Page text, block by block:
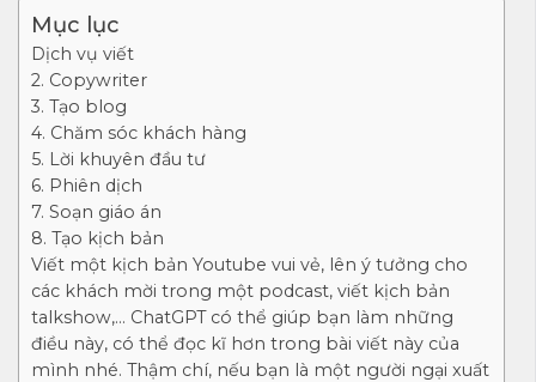
Mục lục
Dịch vụ viết
2. Copywriter
3. Tạo blog
4. Chăm sóc khách hàng
5. Lời khuyên đầu tư
6. Phiên dịch
7. Soạn giáo án
8. Tạo kịch bản
Viết một kịch bản Youtube vui vẻ, lên ý tưởng cho
các khách mời trong một podcast, viết kịch bản
talkshow,… ChatGPT có thể giúp bạn làm những
điều này, có thể đọc kĩ hơn trong bài viết này của
mình nhé. Thậm chí, nếu bạn là một người ngại xuất